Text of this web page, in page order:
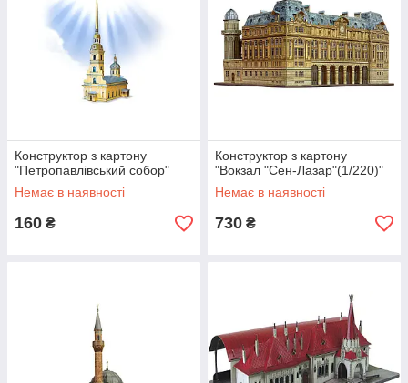
Конструктор з картону
"Петропавлівський собор"
Немає в наявності
160 ₴
Конструктор з картону
"Вокзал "Сен-Лазар"(1/220)"
Немає в наявності
730 ₴